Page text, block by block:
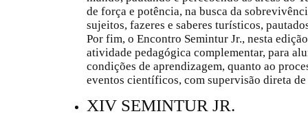
de força e potência, na busca da
sujeitos, fazeres e saberes turísticos,
Por fim, o Encontro Semintur Jr., nesta
atividade pedagógica complementar, para
condições de aprendizagem, quanto ao
eventos científicos, com supervisão direta
XIV SEMINTUR JR.